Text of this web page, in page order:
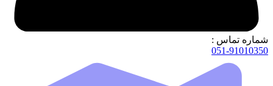
شماره تماس :
051-91010350